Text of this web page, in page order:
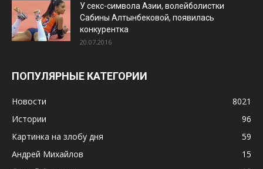
У секс-символа Азии, волейболистки
Сабины Алтынбековой, появилась
конкурентка
20.07.2016
ПОПУЛЯРНЫЕ КАТЕГОРИИ
Новости
8021
Истории
96
Картинка на злобу дня
59
Андрей Михайлов
15